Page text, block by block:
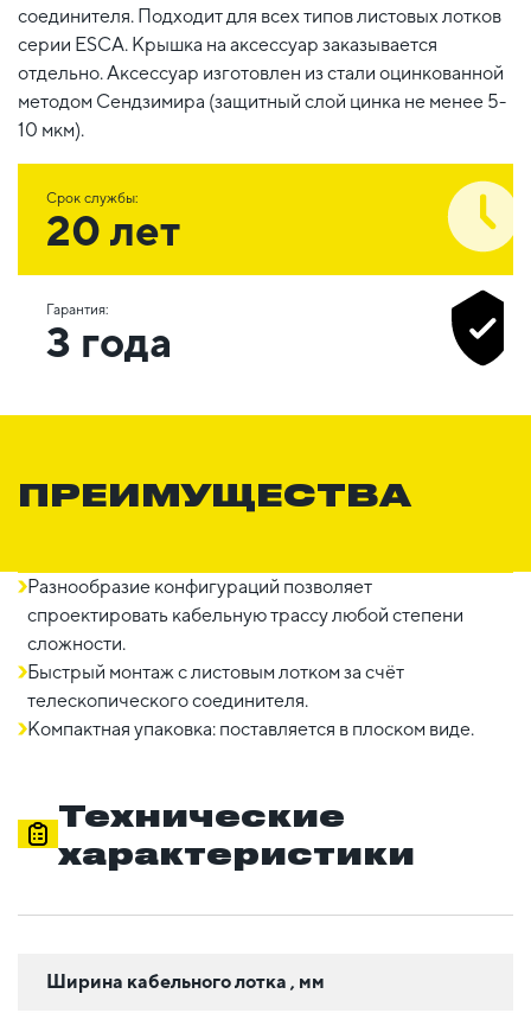
соединителя. Подходит для всех типов листовых лотков
серии ESCA. Крышка на аксессуар заказывается
отдельно. Аксессуар изготовлен из стали оцинкованной
методом Сендзимира (защитный слой цинка не менее 5-
10 мкм).
Срок службы:
20 лет
Гарантия:
3 года
ПРЕИМУЩЕСТВА
Разнообразие конфигураций позволяет
спроектировать кабельную трассу любой степени
сложности.
Быстрый монтаж с листовым лотком за счёт
телескопического соединителя.
Компактная упаковка: поставляется в плоском виде.
Технические
характеристики
Ширина кабельного лотка , мм